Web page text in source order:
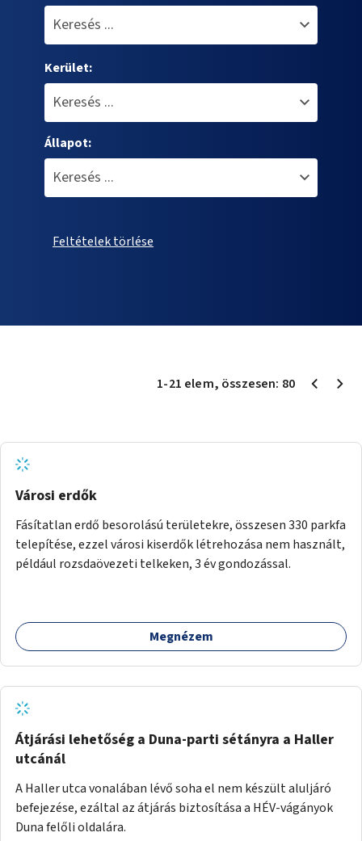
Kerület:
Állapot:
Feltételek törlése
1-21 elem, összesen: 80
Városi erdők
Fásítatlan erdő besorolású területekre, összesen 330 parkfa
telepítése, ezzel városi kiserdők létrehozása nem használt,
például rozsdaövezeti telkeken, 3 év gondozással.
Megnézem
Átjárási lehetőség a Duna-parti sétányra a Haller
utcánál
A Haller utca vonalában lévő soha el nem készült aluljáró
befejezése, ezáltal az átjárás biztosítása a HÉV-vágányok
Duna felőli oldalára.